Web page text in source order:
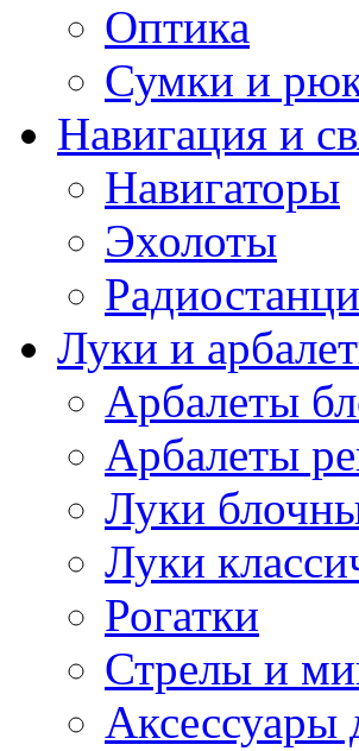
Оптика
Сумки и
Навигация и
Навигаторы
Эхолоты
Луки и
Арбалеты
Арбалеты
Луки
Луки
Рогатки
Стрелы и
Аксессуары